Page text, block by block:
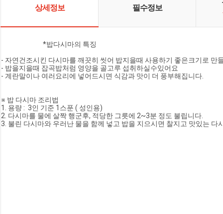
상세정보 필수정보
                            *밥다시마의 특징
- 자연건조시킨 다시마를 깨끗히 씻어 밥지을때 사용하기 좋은크기로 만
- 밥을지을때 잡곡밥처럼 영양을 골고루 섭취하실수있어요
- 계란말이나 여러요리에 넣어드시면 식감과 맛이 더 풍부해집니다.
※ 밥 다시마 조리법
1. 용량 :  3인 기준 1스푼 ( 성인용)
2. 다시마를 물에 살짝 행군후, 적당한 그릇에 2~3분 정도 불립니다.
3. 불린 다시마와 우러난 물을 함께 넣고 밥을 지으시면 찰지고 맛있는 다